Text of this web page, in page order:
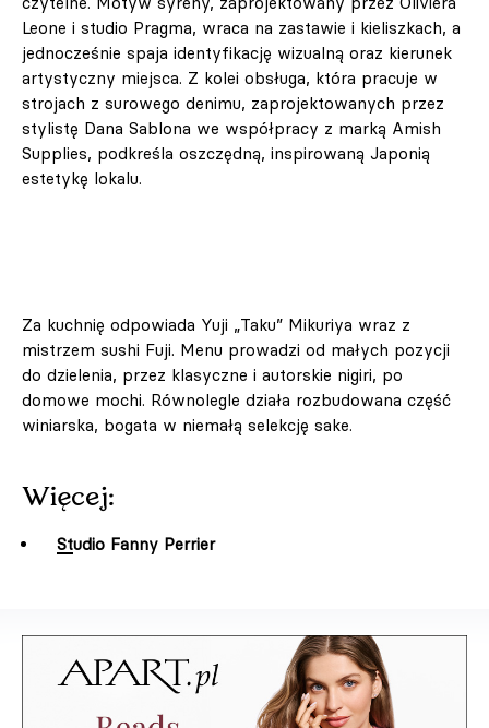
Leone i studio Pragma, wraca na zastawie i kieliszkach, a
jednocześnie spaja identyfikację wizualną oraz kierunek
artystyczny miejsca. Z kolei obsługa, która pracuje w
strojach z surowego denimu, zaprojektowanych przez
stylistę Dana Sablona we współpracy z marką Amish
Supplies, podkreśla oszczędną, inspirowaną Japonią
estetykę lokalu.
Za kuchnię odpowiada Yuji „Taku” Mikuriya wraz z
mistrzem sushi Fuji. Menu prowadzi od małych pozycji
do dzielenia, przez klasyczne i autorskie nigiri, po
domowe mochi. Równolegle działa rozbudowana część
winiarska, bogata w niemałą selekcję sake.
Więcej:
Studio Fanny Perrier